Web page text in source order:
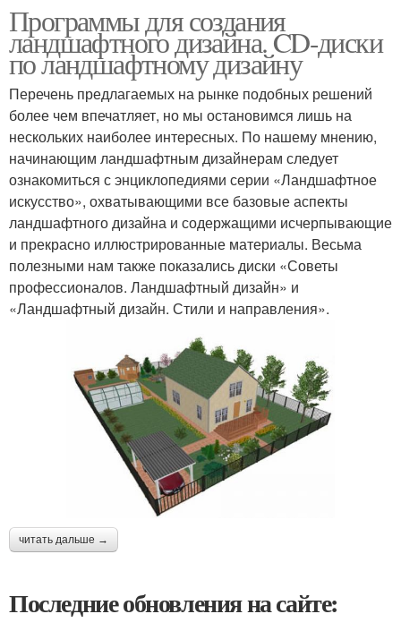
Программы для создания
ландшафтного дизайна. CD-диски
по ландшафтному дизайну
Перечень предлагаемых на рынке подобных решений
более чем впечатляет, но мы остановимся лишь на
нескольких наиболее интересных. По нашему мнению,
начинающим ландшафтным дизайнерам следует
ознакомиться с энциклопедиями серии «Ландшафтное
искусство», охватывающими все базовые аспекты
ландшафтного дизайна и содержащими исчерпывающие
и прекрасно иллюстрированные материалы. Весьма
полезными нам также показались диски «Советы
профессионалов. Ландшафтный дизайн» и
«Ландшафтный дизайн. Стили и направления».
читать дальше →
Последние обновления на сайте: